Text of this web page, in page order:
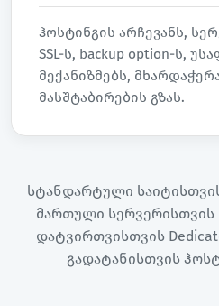
ჰოსტინგის არჩევანს,
SSL-ს, backup option-ს,
მექანიზმებს,
მასშტაბირების გზას.
სტანდარტული
მართული სერვერისთვის
დატვირთვისთვის
გადატანისთვის